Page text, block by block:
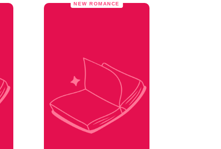
NEW ROMANCE